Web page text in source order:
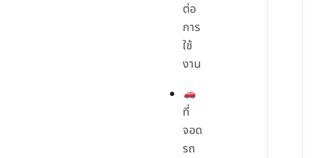
ต่อ
การ
ใช้
งาน
ที่
จอด
รถ